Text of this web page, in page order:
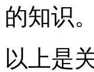
的知识。
以上是